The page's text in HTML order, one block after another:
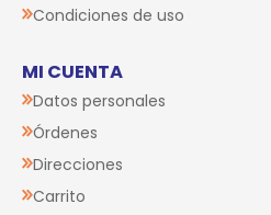
Condiciones de uso
MI CUENTA
Datos personales
Órdenes
Direcciones
Carrito